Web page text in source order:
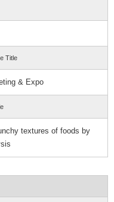
Title
& Expo
textures of foods by